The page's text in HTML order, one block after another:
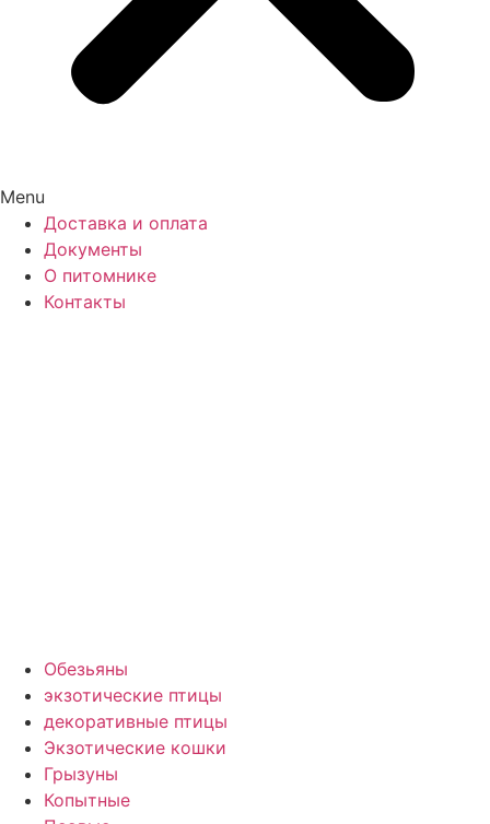
Menu
Доставка и оплата
Документы
О питомнике
Контакты
Обезьяны
экзотические птицы
декоративные птицы
Экзотические кошки
Грызуны
Копытные